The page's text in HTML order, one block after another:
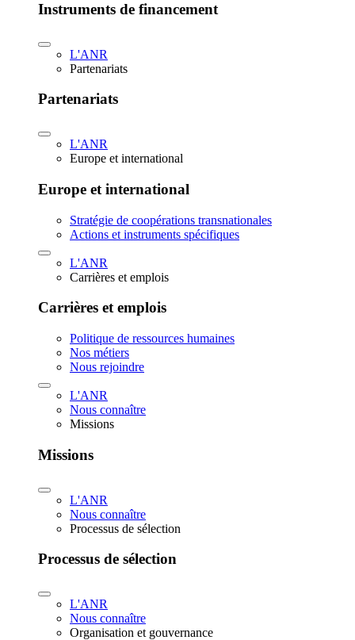
Instruments de financement
L'ANR
Partenariats
Partenariats
L'ANR
Europe et international
Europe et international
Stratégie de coopérations transnationales
Actions et instruments spécifiques
L'ANR
Carrières et emplois
Carrières et emplois
Politique de ressources humaines
Nos métiers
Nous rejoindre
L'ANR
Nous connaître
Missions
Missions
L'ANR
Nous connaître
Processus de sélection
Processus de sélection
L'ANR
Nous connaître
Organisation et gouvernance